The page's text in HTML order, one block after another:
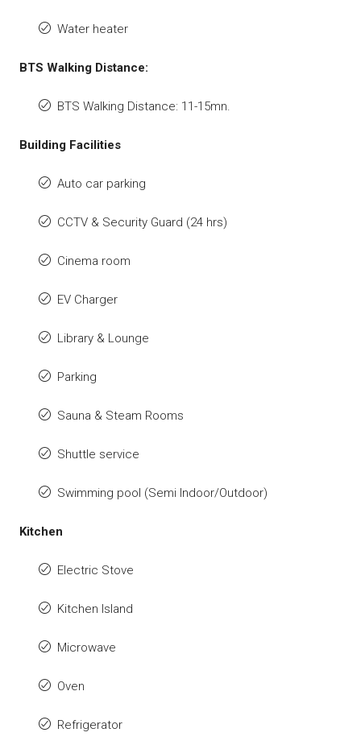
Water heater
BTS Walking Distance:
BTS Walking Distance: 11-15mn.
Building Facilities
Auto car parking
CCTV & Security Guard (24 hrs)
Cinema room
EV Charger
Library & Lounge
Parking
Sauna & Steam Rooms
Shuttle service
Swimming pool (Semi Indoor/Outdoor)
Kitchen
Electric Stove
Kitchen Island
Microwave
Oven
Refrigerator